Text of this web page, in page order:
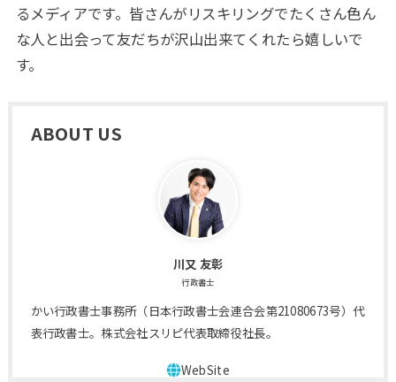
るメディアです。皆さんがリスキリングでたくさん色ん
な人と出会って友だちが沢山出来てくれたら嬉しいで
す。
ABOUT US
川又 友彰
行政書士
かい行政書士事務所（日本行政書士会連合会第21080673号）代
表行政書士。株式会社スリピ代表取締役社長。